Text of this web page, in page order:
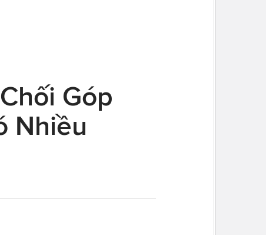
Góp
Nhiều